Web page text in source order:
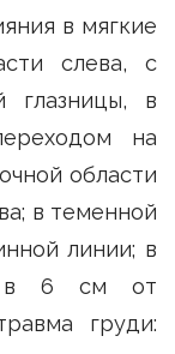
в мягкие
слева, с
глазницы, в
на
области
в теменной
линии; в
в 6 см от
груди: